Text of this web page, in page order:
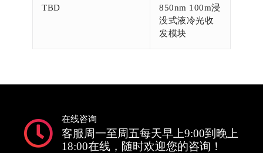
TBD
850nm 100m浸
没式液冷光收
发模块
在线咨询
客服周一至周五每天早上9:00到晚上
18:00在线，随时欢迎您的咨询！